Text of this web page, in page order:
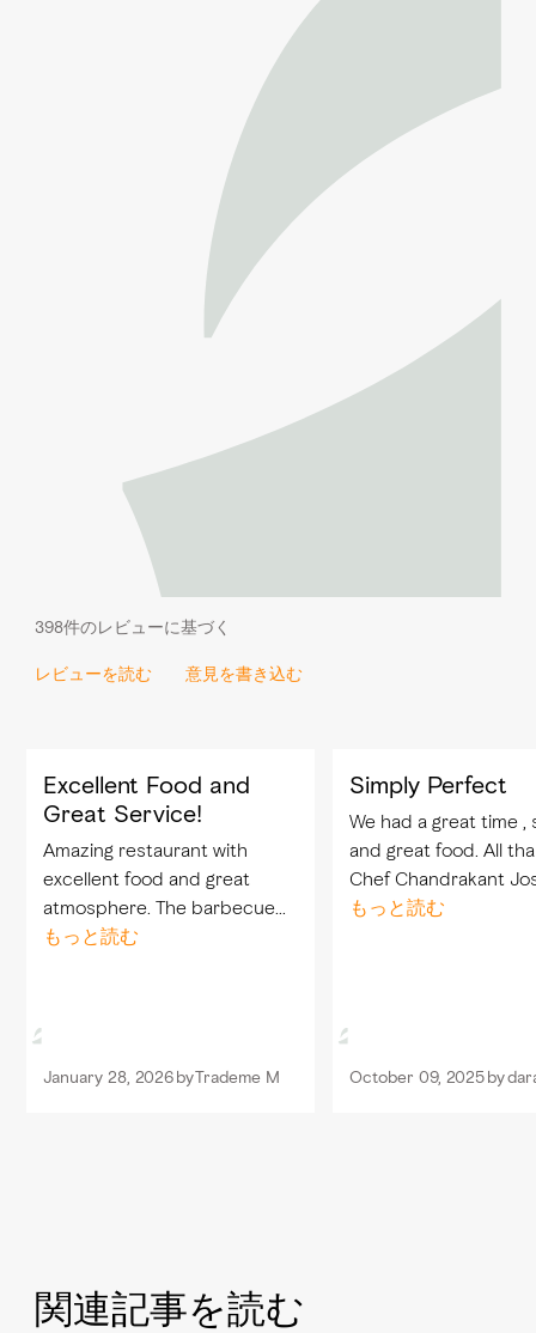
398件のレビューに基づく
レビューを読む 意見を書き込む
Excellent Food and
Great Service!
Amazing restaurant with
excellent food and great
atmosphere. The barbecue
was truly delicious and
もっと読む
January 28, 2026byTrademe M
Simply Perfect
We had a great time ,
and great food. All
Chef Chandrakant
Chezka. Will definitely
もっと読む
October 09, 2025by
関連記事を読む